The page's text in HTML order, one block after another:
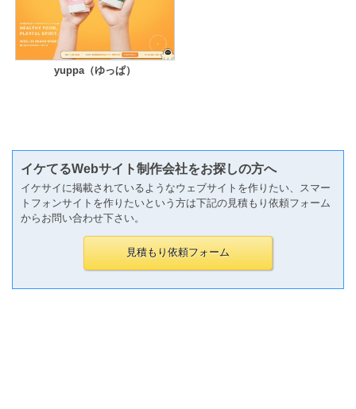
yuppa（ゆっぱ）
イケてるWebサイト制作会社をお探しの方へ
イケサイに掲載されているようなウェブサイトを作りたい、スマー
トフォンサイトを作りたいという方は下記の見積もり依頼フォーム
からお問い合わせ下さい。